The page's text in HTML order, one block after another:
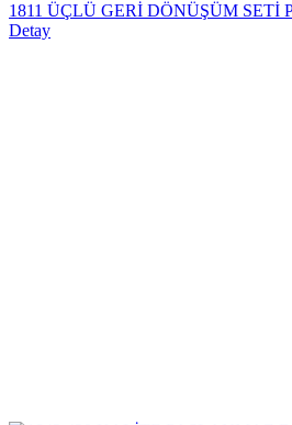
1811 ÜÇLÜ GERİ DÖNÜŞÜM SETİ
Detay